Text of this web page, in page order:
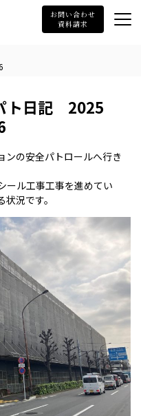
お問い合わせ
資料請求
ト日記 2025
ンの安全パトロールへ行き
ール工事工事を進めてい
況です。